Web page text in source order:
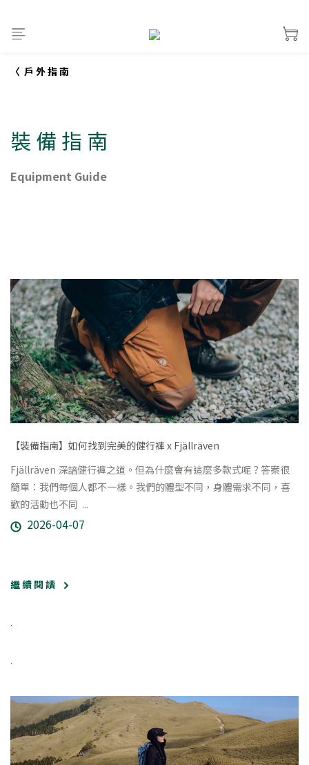
〈 戶 外 指 南
裝 備 指 南
Equipment Guide
【裝備指南】如何找到完美的健行褲 x Fjällräven
​Fjällräven 深諳健行褲之道。但為什麼會有這麼多款式呢？答案很
簡單：我們每個人都不一樣。我們的體型不同，身體需求不同，喜
歡的活動也不同 ​ ...
2026-04-07
繼 續 閱 讀
.
.